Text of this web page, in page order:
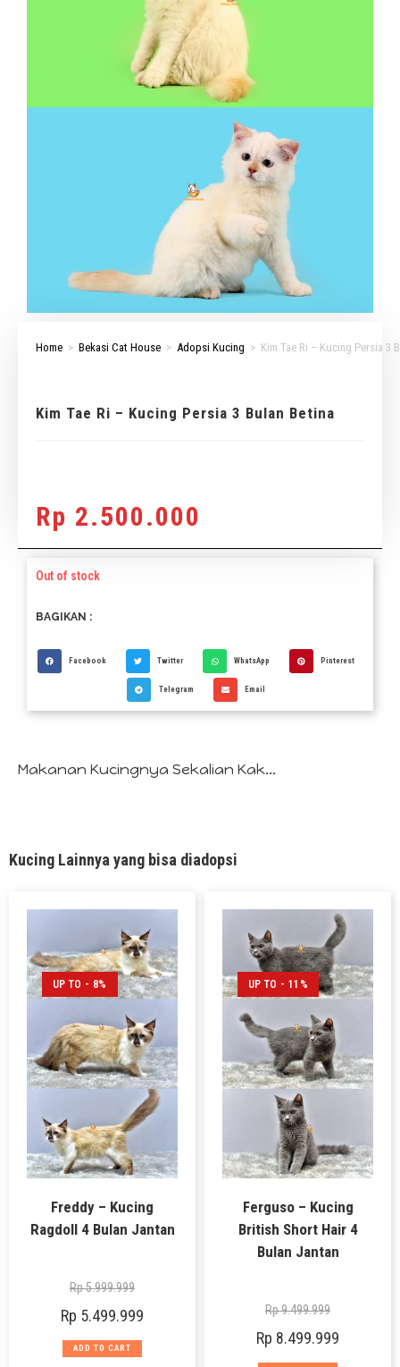
Home > Bekasi Cat House > Adopsi Kucing > Kim Tae Ri – Kucing Persia 3
Kim Tae Ri – Kucing Persia 3 Bulan Betina
Rp 2.500.000
Out of stock
BAGIKAN :
Facebook Twitter WhatsApp Pinterest
Telegram Email
Makanan Kucingnya Sekalian Kak...
Kucing Lainnya yang bisa diadopsi
UP TO - 8%
Freddy – Kucing
Ragdoll 4 Bulan Jantan
Rp5.999.999
Rp 5.499.999
ADD TO CART
UP TO - 11%
Ferguso – Kucing
British Short Hair 4
Bulan Jantan
Rp9.499.999
Rp 8.499.999